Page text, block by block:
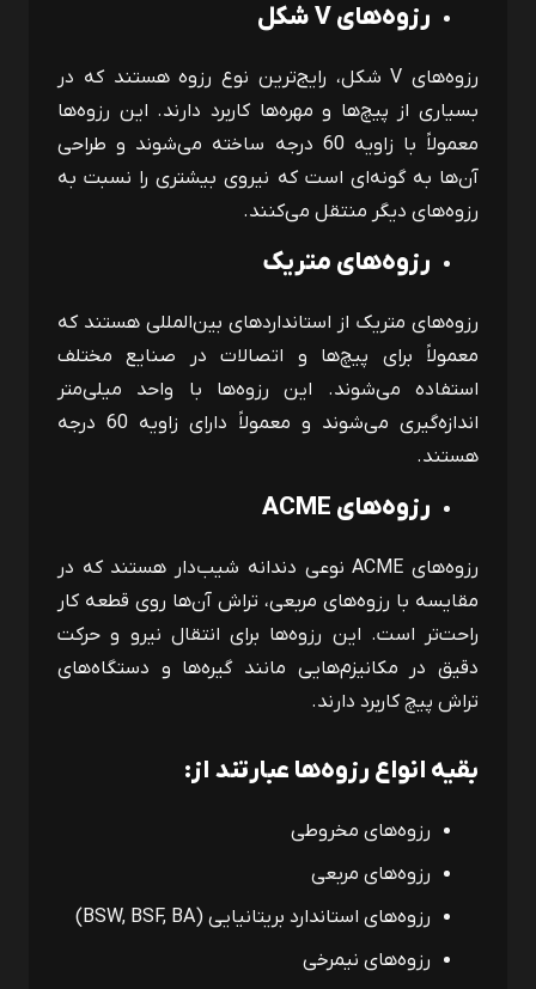
رزوه‌هایVشکل
رزوه‌های Vشکل، رایج‌ترین نوع رزوه هستند که در
بسیاری از پیچ‌ها و مهره‌ها کاربرد دارند. این رزوه‌ها
معمولاً با زاویه 60 درجه ساخته می‌شوند و طراحی
آن‌ها به گونه‌ای است که نیروی بیشتری را نسبت به
رزوه‌های دیگر منتقل می‌کنند.
رزوه‌های متریک
رزوه‌های متریک از استانداردهای بین‌المللی هستند که
معمولاً برای پیچ‌ها و اتصالات در صنایع مختلف
استفاده می‌شوند. این رزوه‌ها با واحد میلی‌متر
اندازه‌گیری می‌شوند و معمولاً دارای زاویه 60 درجه
هستند.
رزوه‌های ACME
رزوه‌های ACMEنوعی دندانه شیب‌دار هستند که در
مقایسه با رزوه‌های مربعی، تراش آن‌ها روی قطعه کار
راحت‌تر است. این رزوه‌ها برای انتقال نیرو و حرکت
دقیق در مکانیزم‌هایی مانند گیره‌ها و دستگاه‌های
تراش پیچ کاربرد دارند.
بقیه انواع رزوه‌ها عبارتند از:
رزوه‌های مخروطی
رزوه‌های مربعی
رزوه‌های استاندارد بریتانیایی (BSW, BSF, BA
)
رزوه‌های نیمرخی